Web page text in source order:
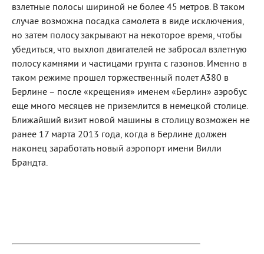
взлетные полосы шириной не более 45 метров. В таком
случае возможна посадка самолета в виде исключения,
но затем полосу закрывают на некоторое время, чтобы
убедиться, что выхлоп двигателей не забросал взлетную
полосу камнями и частицами грунта с газонов. Именно в
таком режиме прошел торжественный полет А380 в
Берлине – после «крещения» именем «Берлин» аэробус
еще много месяцев не приземлится в немецкой столице.
Ближайший визит новой машины в столицу возможен не
ранее 17 марта 2013 года, когда в Берлине должен
наконец заработать новый аэропорт имени Вилли
Брандта.